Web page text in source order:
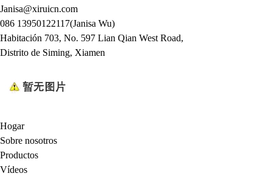
Janisa@xiruicn.com
086 13950122117(Janisa Wu)
Habitación 703, No. 597 Lian Qian West Road,
Distrito de Siming, Xiamen
Hogar
Sobre nosotros
Productos
Vídeos